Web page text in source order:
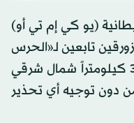
(يو كي إم تي أو)
تابعين لـ«الحرس
الثوري» الإيراني منها على بُعد 37 كيلومتراً شمال شرقي
دون توجيه أي تحذير